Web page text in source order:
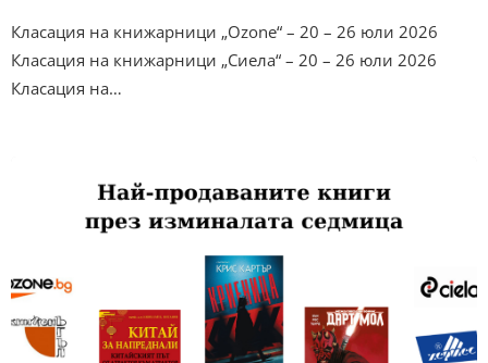
Класация на книжарници „Ozone“ – 20 – 26 юли 2026
Класация на книжарници „Сиела“ – 20 – 26 юли 2026
Класация на…